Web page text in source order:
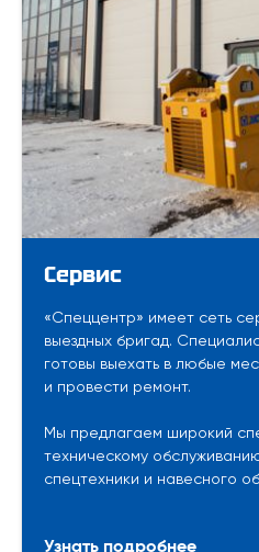
Сервис
«Спеццентр» имеет сеть
выездных бригад.
готовы выехать в любые
и провести ремонт.
Мы предлагаем широкий
техническому
спецтехники и навесного
Узнать подробнее